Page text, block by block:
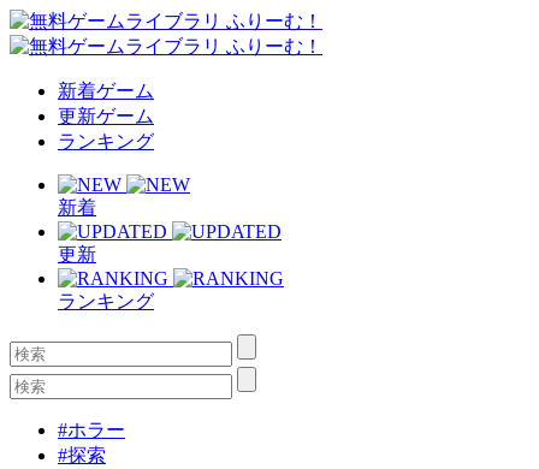
新着ゲーム
更新ゲーム
ランキング
新着
更新
ランキング
#ホラー
#探索